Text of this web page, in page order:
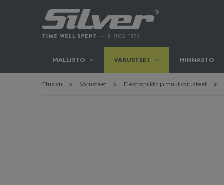
MALLISTO VARUSTEET HINNASTO
Etusivu Varusteet Elektroniikka ja muut varusteet